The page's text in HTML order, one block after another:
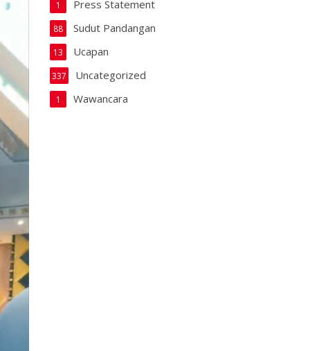
Press Statement
1
Sudut Pandangan
88
Ucapan
13
Uncategorized
337
Wawancara
1